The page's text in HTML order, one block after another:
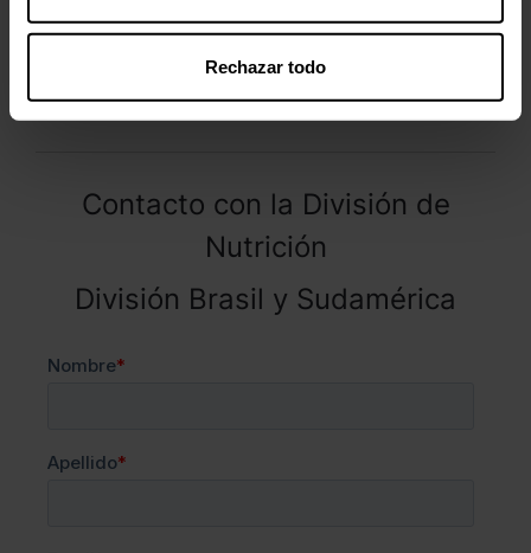
Rechazar todo
SAFETYen el centro de todo lo que hacemos y
Contacto con la División de
Nutrición
División Brasil y Sudamérica